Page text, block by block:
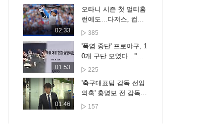
02:33
오타니 시즌 첫 멀티홈
런에도…다저스, 컵스
에 6-7 패하며 6연패 수
385
01:53
'폭염 중단' 프로야구, 1
0개 구단 모였다…"더
세분화한 대책 만든다"
225
01:46
'축구대표팀 감독 선임
의혹' 홍명보 전 감독
첫 소환조사
157